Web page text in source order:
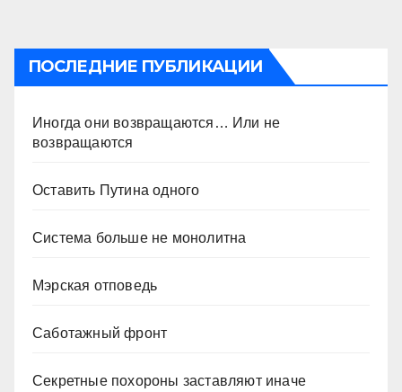
ПОСЛЕДНИЕ ПУБЛИКАЦИИ
Иногда они возвращаются… Или не
возвращаются
Оставить Путина одного
Система больше не монолитна
Мэрская отповедь
Саботажный фронт
Секретные похороны заставляют иначе